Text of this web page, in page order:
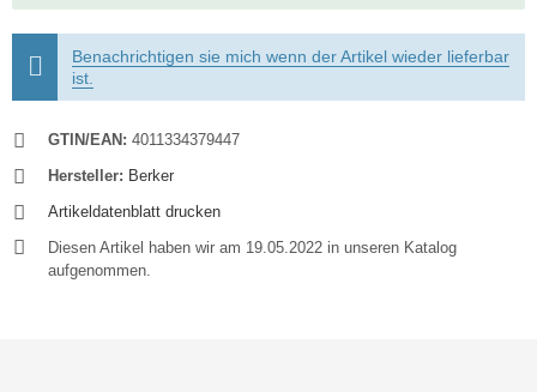
Benachrichtigen sie mich wenn der Artikel wieder lieferbar
ist.
GTIN/EAN: 4011334379447
Hersteller: Berker
Artikeldatenblatt drucken
Diesen Artikel haben wir am 19.05.2022 in unseren Katalog
aufgenommen.